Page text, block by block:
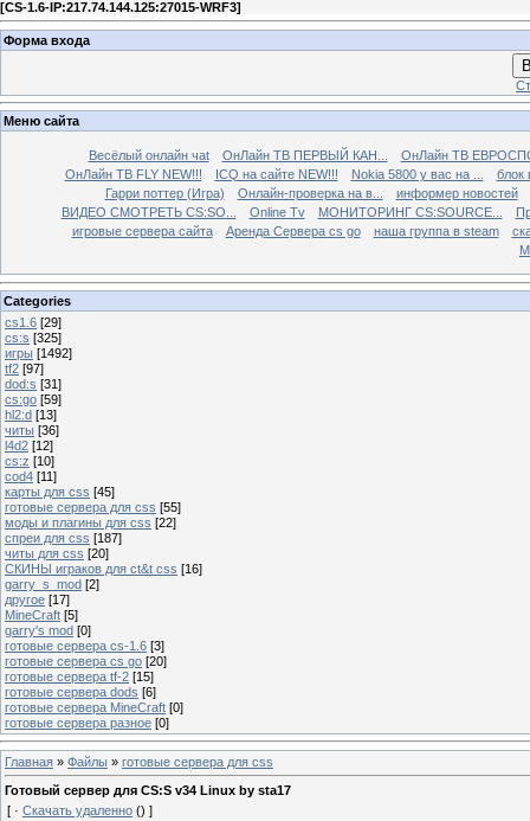
[CS-1.6-IP:217.74.144.125:27015-WRF3]
Форма входа
Меню сайта
Весёлый онлайн чаt ОнЛайн ТВ ПЕРВЫЙ КАН...
ОнЛайн ТВ
ОнЛайн ТВ FLY NEW!!!
ICQ на сайте NEW!!! Nokia 5800 у вас на ...
блок
Гарри поттер (Игра)
Онлайн-проверка на в...
информер новостей
ВИДЕО СМОТРЕТЬ CS:SO...
Online Tv МОНИТОРИНГ CS:SOURCE...
игровые сервера сайта
Аренда Сервера cs go наша группа в steam
Categories
cs1.6 [29]
cs:s [325]
игры [1492]
tf2 [97]
dod:s [31]
cs:go [59]
hl2:d [13]
читы [36]
l4d2 [12]
cs:z [10]
cod4 [11]
карты для css [45]
готовые сервера для css [55]
моды и плагины для css [22]
спреи для css [187]
читы для css [20]
СКИНЫ играков для ct&t css [16]
garry_s_mod [2]
другое [17]
MineCraft [5]
garry's mod [0]
готовые сервера cs-1.6 [3]
готовые сервера cs go [20]
готовые сервера tf-2 [15]
готовые сервера dods [6]
готовые сервера MineCraft [0]
готовые сервера разное [0]
Главная » Файлы » готовые сервера для css
Готовый сервер для CS:S v34 Linux by sta17
[ · Скачать удаленно () ]